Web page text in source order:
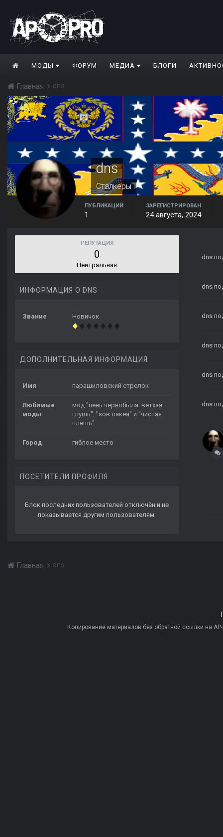
МОДЫ ФОРУМ МЕДИА БЛОГИ
Главная dns
dns
Сталкеры
ПУБЛИКАЦИЙ
1
ЗАРЕГИСТРИРОВАН
24 августа, 2024
РЕПУТАЦИЯ
0
Нейтральная
ИНФОРМАЦИЯ О DNS
Звание Новичок
ДОПОЛНИТЕЛЬНАЯ ИНФОРМАЦИЯ
Имя парашиловский стрелок
Любимые
моды
мод "пень чернобыля: ветхая
глушь", "зов лакея" и "чистая
плешь"
Город гиблое место
ПОСЕТИТЕЛИ ПРОФИЛЯ
Блок последних пользователей отключён и не
показывается другим пользователям.
dns
dns
dns
dns
dns
dns
Главная dns
Копирование материалов без обратной ссылки на